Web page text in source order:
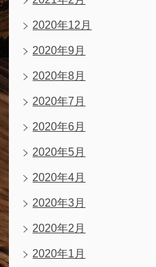
2020年12月
2020年9月
2020年8月
2020年7月
2020年6月
2020年5月
2020年4月
2020年3月
2020年2月
2020年1月